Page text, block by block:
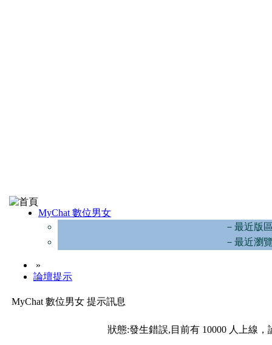
MyChat 數位男女
－最近版
－最近瀏
»
論壇提示
MyChat 數位男女 提示訊息
狀態:發生錯誤,目前有 10000 人上線